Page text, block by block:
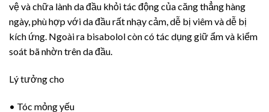
vệ và chữa lành da đầu khỏi tác động của căng thẳng hàng
ngày, phù hợp với da đầu rất nhạy cảm, dễ bị viêm và dễ bị
kích ứng. Ngoài ra bisabolol còn có tác dụng giữ ẩm và kiểm
soát bã nhờn trên da đầu.
Lý tưởng cho
• Tóc mỏng yếu